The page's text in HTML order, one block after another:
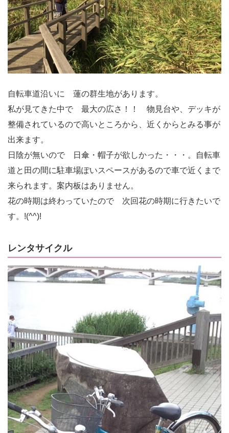
自転車道沿いに 蓮の群生地があります。
私が見てきた中で 最大の広さ！！ 物見台や、デッキが
整備されているので高いところから、近くからとみる事が
出来ます。
日陰が無いので 日傘・帽子が欲しかった・・・。自転車
道と田の間に駐車場ぽいスペースがあるので車で近くまで
来られます。案内板はありません。
花の時期は終わっていたので 次回花の時期に行きたいで
す。!(^^)!
レンタサイクル